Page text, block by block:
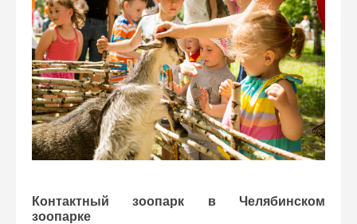
Контактный зоопарк в Челябинском
зоопарке